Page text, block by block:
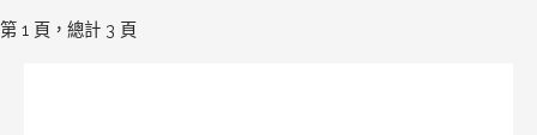
[文
第 1 頁，總計 3 頁